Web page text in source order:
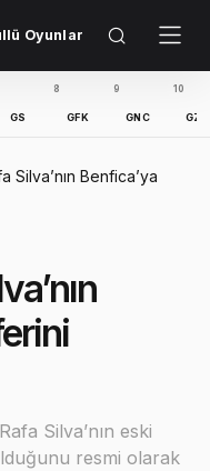
Oyunlar
GNC GZT
Silva’nın Benfica’ya
Silva’nın eski
resmi olarak